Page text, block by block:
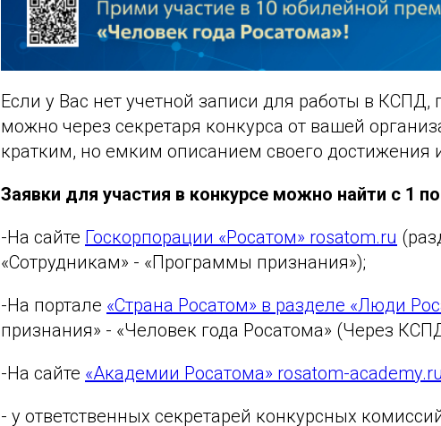
Если у Вас нет учетной записи для работы в КСПД,
можно через секретаря конкурса от вашей
кратким, но емким описанием своего достижения
Заявки для участия в конкурсе можно найти с 1
-На сайте Госкорпорации «Росатом» rosatom.ru
«Сотрудникам» - «Программы признания»);
-На портале «Страна Росатом» в разделе «Люди
признания» - «Человек года Росатома» (Через
-На сайте «Академии Росатома» rosatom-academy.ru
- у ответственных секретарей конкурсных